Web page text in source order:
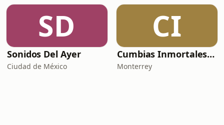
SD
Sonidos Del Ayer
Ciudad de México
CI
Cumbias Inmortales Radio
Monterrey